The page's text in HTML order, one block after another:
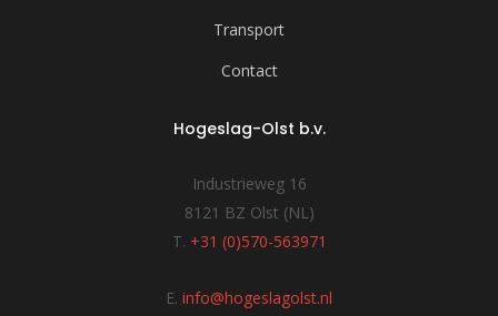
Transport
Contact
Hogeslag-Olst b.v.
Industrieweg 16
8121 BZ Olst (NL)
T. +31 (0)570-563971
E. info@hogeslagolst.nl